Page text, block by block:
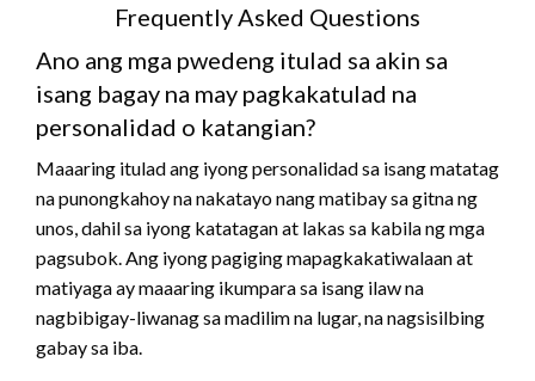
Frequently Asked Questions
Ano ang mga pwedeng itulad sa akin sa
isang bagay na may pagkakatulad na
personalidad o katangian?
Maaaring itulad ang iyong personalidad sa isang matatag
na punongkahoy na nakatayo nang matibay sa gitna ng
unos, dahil sa iyong katatagan at lakas sa kabila ng mga
pagsubok. Ang iyong pagiging mapagkakatiwalaan at
matiyaga ay maaaring ikumpara sa isang ilaw na
nagbibigay-liwanag sa madilim na lugar, na nagsisilbing
gabay sa iba.